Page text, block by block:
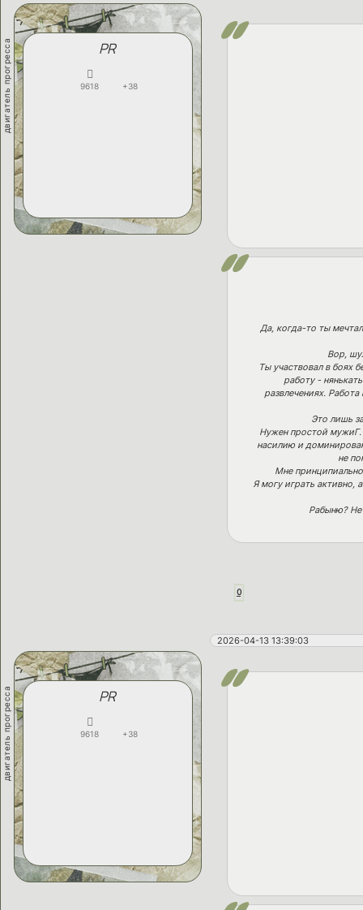
двигатель прогресса PR
9618 +38
Да, когда-то ты
Вор,
Ты участвовал в боях
работу -
развлечениях.
Это лишь
Нужен простой
насилию и
не
Мне
Я могу играть активно,
Рабыню?
0
2026-04-13 13:39:03
двигатель прогресса PR
9618 +38